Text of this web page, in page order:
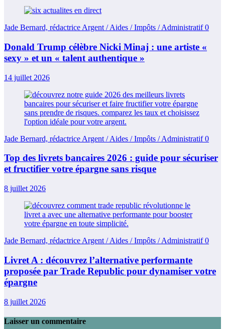
Jade Bernard, rédactrice Argent / Aides / Impôts / Administratif0
Donald Trump célèbre Nicki Minaj : une artiste «
sexy » et un « talent authentique »
14 juillet 2026
Jade Bernard, rédactrice Argent / Aides / Impôts / Administratif0
Top des livrets bancaires 2026 : guide pour sécuriser
et fructifier votre épargne sans risque
8 juillet 2026
Jade Bernard, rédactrice Argent / Aides / Impôts / Administratif0
Livret A : découvrez l’alternative performante
proposée par Trade Republic pour dynamiser votre
épargne
8 juillet 2026
Laisser un commentaire